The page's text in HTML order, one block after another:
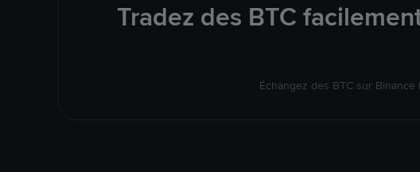
Tradez des BTC
Échangez des BTC sur